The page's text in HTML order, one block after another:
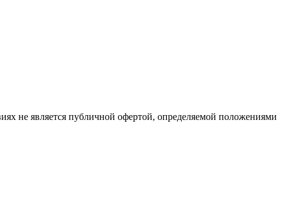
не является публичной офертой, определяемой положениями